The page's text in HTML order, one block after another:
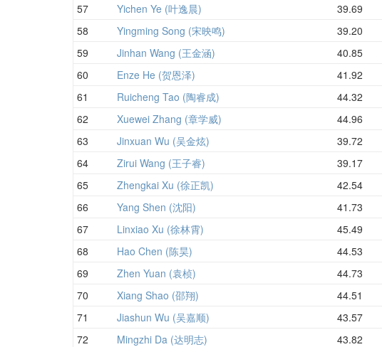
57 Yichen Ye (叶逸晨) 39.69
58 Yingming Song (宋映鸣) 39.20
59 Jinhan Wang (王金涵) 40.85
60 Enze He (贺恩泽) 41.92
61 Ruicheng Tao (陶睿成) 44.32
62 Xuewei Zhang (章学威) 44.96
63 Jinxuan Wu (吴金炫) 39.72
64 Zirui Wang (王子睿) 39.17
65 Zhengkai Xu (徐正凯) 42.54
66 Yang Shen (沈阳) 41.73
67 Linxiao Xu (徐林霄) 45.49
68 Hao Chen (陈昊) 44.53
69 Zhen Yuan (袁桢) 44.73
70 Xiang Shao (邵翔) 44.51
71 Jiashun Wu (吴嘉顺) 43.57
72 Mingzhi Da (达明志) 43.82